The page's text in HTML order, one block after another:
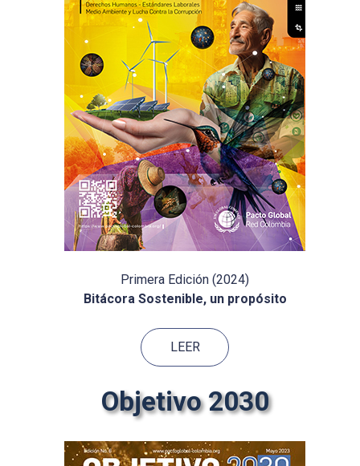
Primera Edición (2024)
Bitácora Sostenible, un propósito
LEER
Objetivo 2030